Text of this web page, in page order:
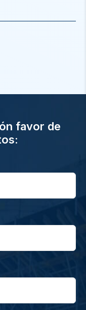
favor de